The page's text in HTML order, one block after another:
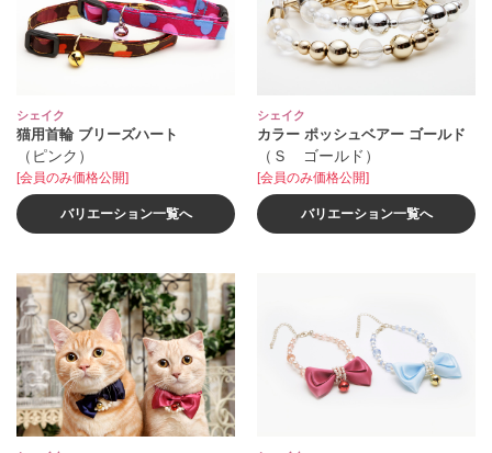
シェイク
猫用首輪 ブリーズハート
（ピンク）
[会員のみ価格公開]
バリエーション一覧へ
シェイク
カラー ポッシュベアー ゴールド
（Ｓ ゴールド）
[会員のみ価格公開]
バリエーション一覧へ